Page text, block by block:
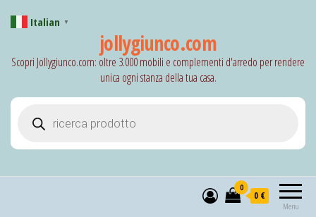
jollygiunco.com
Scopri Jollygiunco.com: oltre 3.000 mobili e complementi d'arredo per rendere
unica ogni stanza della tua casa.
Menu
0
0 €
Italian ▼